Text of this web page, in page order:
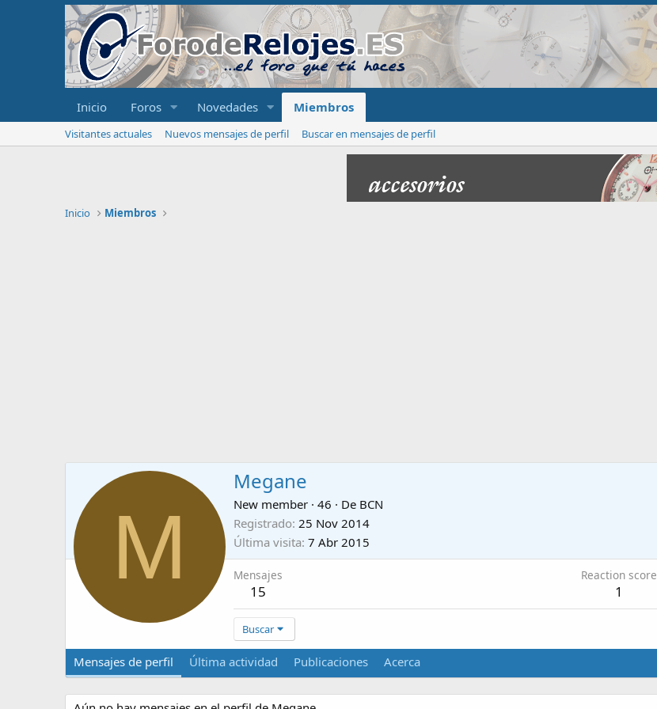
Inicio Foros Novedades Miembros
Visitantes actuales Nuevos mensajes de perfil Buscar en mensajes de perfil
Inicio Miembros
M
Megane
New member · 46 · De BCN
Registrado 25 Nov 2014
Última visita 7 Abr 2015
Mensajes
15
Reaction score
1
Buscar
Mensajes de perfil Última actividad Publicaciones Acerca